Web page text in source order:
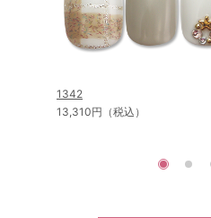
1342
13,310円（税込）